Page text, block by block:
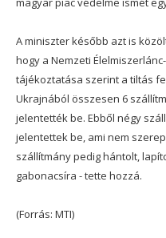
A miniszter később azt is
hogy a Nemzeti
tájékoztatása szerint a tiltás
Ukrajnából összesen 6
jelentették be. Ebből négy
jelentettek be, ami nem
szállítmány pedig hántolt,
gabonacsíra - tette hozzá.
(Forrás: MTI)